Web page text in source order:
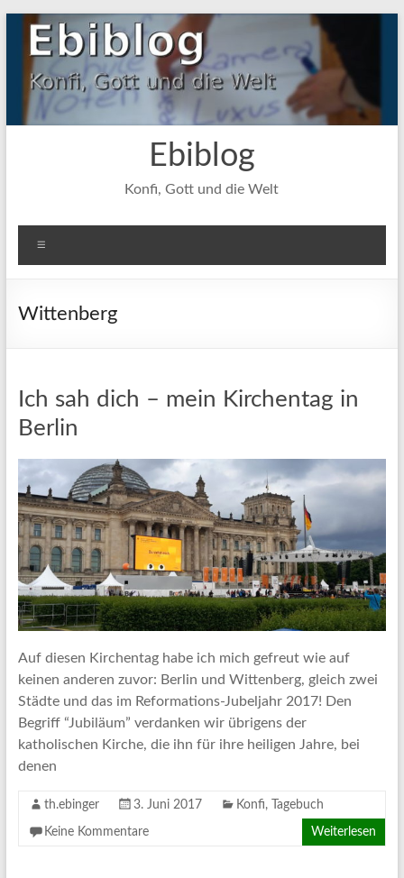
Zum
Inhalt
springen
Ebiblog
Konfi, Gott und die Welt
Wittenberg
Ich sah dich – mein Kirchentag in
Berlin
Auf diesen Kirchentag habe ich mich gefreut wie auf
keinen anderen zuvor: Berlin und Wittenberg, gleich zwei
Städte und das im Reformations-Jubeljahr 2017! Den
Begriff “Jubiläum” verdanken wir übrigens der
katholischen Kirche, die ihn für ihre heiligen Jahre, bei
denen
th.ebinger 3. Juni 2017 Konfi, Tagebuch
Keine Kommentare Weiterlesen